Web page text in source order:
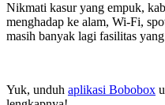
Nikmati kasur yang empuk,
menghadap ke alam, Wi-Fi,
masih banyak lagi fasilitas
Yuk, unduh aplikasi Bobobox